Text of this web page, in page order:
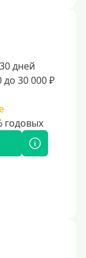
дней
до 30 000 ₽